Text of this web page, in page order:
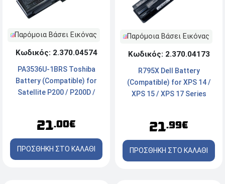
Παρόμοια Βάσει Εικόνας
Κωδικός: 2.370.04574
PA3536U-1BRS Toshiba
Battery (Compatible) for
Satellite P200 / P200D /
/ X205 / L350 4400mAh
10.8v
21.00€
ΠΡΟΣΘΗΚΗ ΣΤΟ ΚΑΛΑΘΙ
Παρόμοια Βάσει Εικόνας
Κωδικός: 2.370.04173
R795X Dell Battery
(Compatible) for XPS 14 /
XPS 15 / XPS 17 Series
21.99€
ΠΡΟΣΘΗΚΗ ΣΤΟ ΚΑΛΑΘΙ